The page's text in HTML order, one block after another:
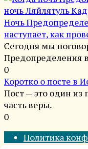
Ночь
наступает, как
Сегодня мы
Предопределения
0
Коротко о посте в
Пост — это один из
часть веры.
0
Политика